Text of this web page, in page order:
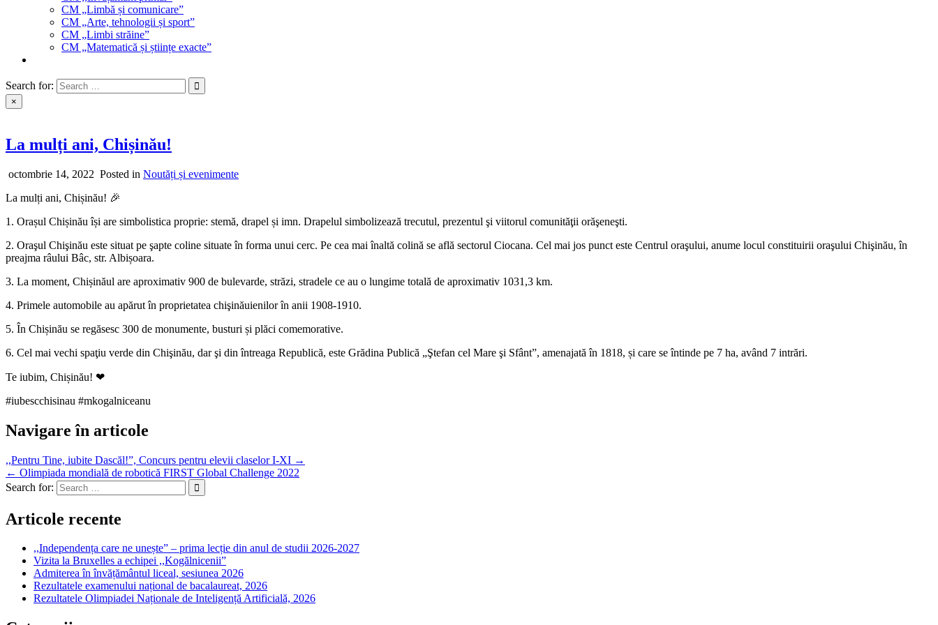
CM „Limbă și comunicare”
CM „Arte, tehnologii și sport”
CM „Limbi străine”
CM „Matematică și științe exacte”
Search for:
×
La mulți ani, Chișinău!
octombrie 14, 2022 Posted in Noutăți și evenimente
La mulți ani, Chișinău! 🎉
1. Orașul Chișinău își are simbolistica proprie: stemă, drapel și imn. Drapelul simbolizează trecutul, prezentul şi viitorul comunităţii orăşeneşti.
2. Oraşul Chişinău este situat pe şapte coline situate în forma unui cerc. Pe cea mai înaltă colină se află sectorul Ciocana. Cel mai jos punct este Centrul oraşului, anume locul constituirii oraşului Chişinău, în
preajma râului Bâc, str. Albișoara.
3. La moment, Chișinăul are aproximativ 900 de bulevarde, străzi, stradele ce au o lungime totală de aproximativ 1031,3 km.
4. Primele automobile au apărut în proprietatea chişinăuienilor în anii 1908-1910.
5. În Chișinău se regăsesc 300 de monumente, busturi și plăci comemorative.
6. Cel mai vechi spaţiu verde din Chişinău, dar şi din întreaga Republică, este Grădina Publică „Ştefan cel Mare şi Sfânt”, amenajată în 1818, și care se întinde pe 7 hа, având 7 intrări.
Te iubim, Chișinău! ❤
#iubescchisinau #mkogalniceanu
Navigare în articole
,,Pentru Tine, iubite Dascăl!”, Concurs pentru elevii claselor I-XI →
← Olimpiada mondială de robotică FIRST Global Challenge 2022
Search for:
Articole recente
,,Independența care ne unește” – prima lecție din anul de studii 2026-2027
Vizita la Bruxelles a echipei ,,Kogălnicenii”
Admiterea în învățământul liceal, sesiunea 2026
Rezultatele examenului național de bacalaureat, 2026
Rezultatele Olimpiadei Naționale de Inteligență Artificială, 2026